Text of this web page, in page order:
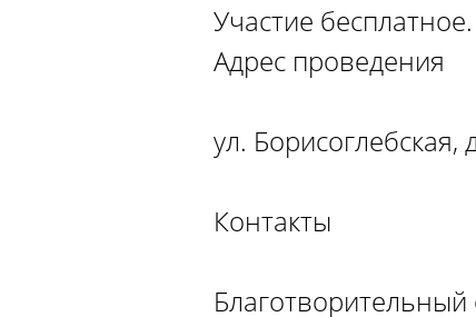
Участие бесплатное.
Адрес проведения
ул.
Контакты